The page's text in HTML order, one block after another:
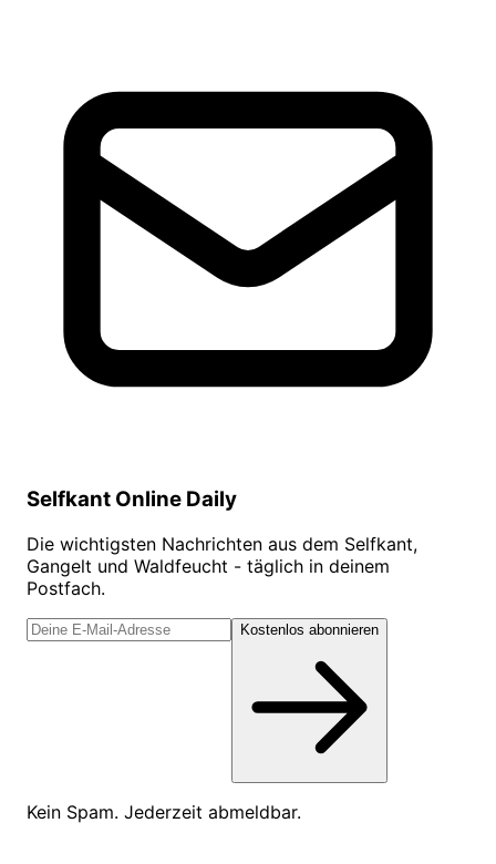
Selfkant Online Daily
Die wichtigsten Nachrichten aus dem Selfkant,
Gangelt und Waldfeucht - täglich in deinem
Postfach.
Kostenlos abonnieren
Kein Spam. Jederzeit abmeldbar.